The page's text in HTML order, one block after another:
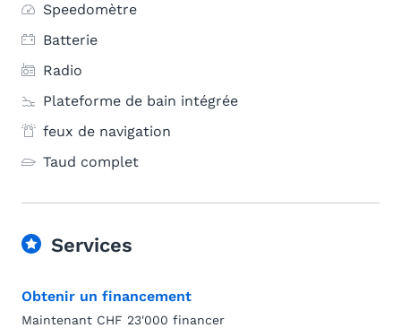
Speedomètre
Batterie
Radio
Plateforme de bain intégrée
feux de navigation
Taud complet
Services
Obtenir un financement
Maintenant CHF 23'000 financer